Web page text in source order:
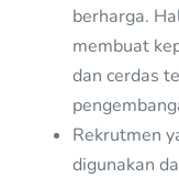
berharga.
membuat
dan cerdas
Rekrutmen
digunakan